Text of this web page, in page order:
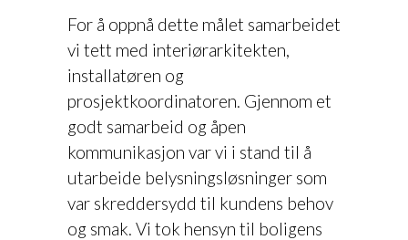
For å oppnå dette målet samarbeidet
vi tett med interiørarkitekten,
installatøren og
prosjektkoordinatoren. Gjennom et
godt samarbeid og åpen
kommunikasjon var vi i stand til å
utarbeide belysningsløsninger som
var skreddersydd til kundens behov
og smak. Vi tok hensyn til boligens